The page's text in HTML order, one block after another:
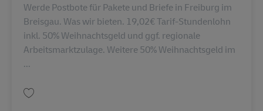
Werde Postbote für Pakete und Briefe in Freiburg im
Breisgau. Was wir bieten. 19,02€ Tarif-Stundenlohn
inkl. 50% Weihnachtsgeld und ggf. regionale
Arbeitsmarktzulage. Weitere 50% Weihnachtsgeld im
...